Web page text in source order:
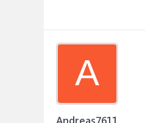
A
Andreas7611